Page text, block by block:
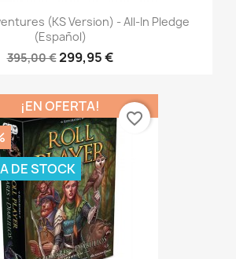
(KS Version) - All-In Pledge
(Español)
395,00 €299,95 €
¡EN OFERTA!
DE STOCK
favorite_border